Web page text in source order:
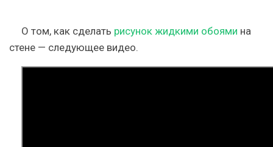
О том, как сделать рисунок жидкими обоями на
стене — следующее видео.